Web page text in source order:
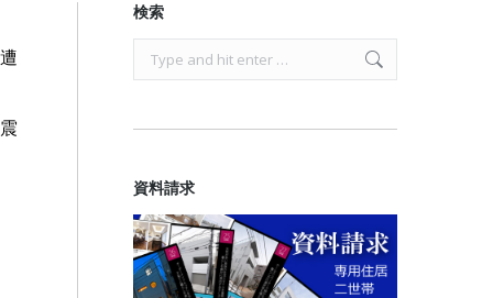
検索
Search:
資料請求